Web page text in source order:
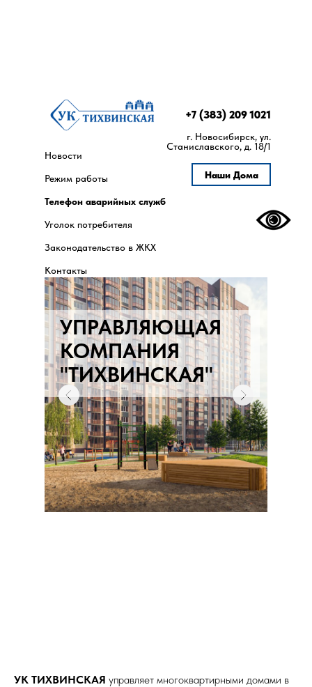
УПРАВЛЯЮЩАЯ
КОМПАНИЯ
"ТИХВИНСКАЯ"
Новости
Телефон аварийных служб
+7 (383) 209 1021
Законодательство в ЖКХ
Контакты
Режим работы
Уголок потребителя
г. Новосибирск, ул.
Станиславского, д. 18/1
Наши Дома
УК ТИХВИНСКАЯ управляет многоквартирными домами в